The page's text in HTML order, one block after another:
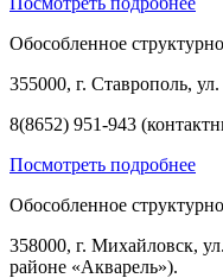
Обособленное
355000, г. Ставрополь,
8(8652) 951-943
Посмотреть подробнее
Обособленное
358000, г. Михайловск,
районе «Акварель»).